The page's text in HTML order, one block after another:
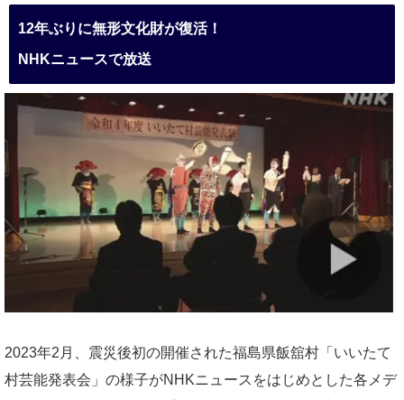
12年ぶりに無形文化財が復活！
NHKニュースで放送
2023年2月、震災後初の開催された福島県飯舘村「いいたて
村芸能発表会」の様子がNHKニュースをはじめとした各メデ